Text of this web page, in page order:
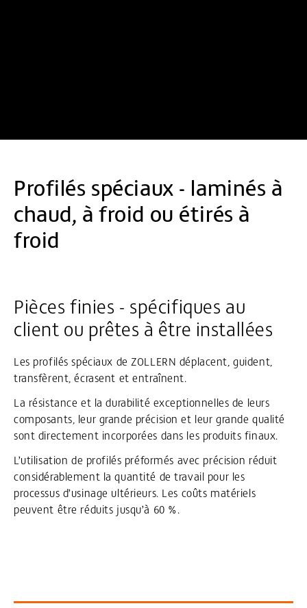
Profilés spéciaux - laminés à
chaud, à froid ou étirés à
froid
Pièces finies - spécifiques au
client ou prêtes à être installées
Les profilés spéciaux de ZOLLERN déplacent, guident,
transfèrent, écrasent et entraînent.
La résistance et la durabilité exceptionnelles de leurs
composants, leur grande précision et leur grande qualité
sont directement incorporées dans les produits finaux.
L’utilisation de profilés préformés avec précision réduit
considérablement la quantité de travail pour les
processus d’usinage ultérieurs. Les coûts matériels
peuvent être réduits jusqu’à 60 %.